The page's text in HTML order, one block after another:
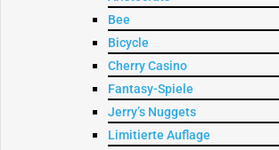
Bee
Bicycle
Cherry Casino
Fantasy-Spiele
Jerry’s Nuggets
Limitierte Auflage